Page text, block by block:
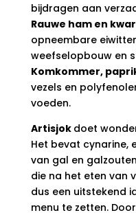
bijdragen aan
Rauwe ham en
opneembare
weefselopbouw en
Komkommer,
vezels en
voeden.
Artisjok doet
Het bevat cynarine,
van gal en
die na het eten van
dus een uitstekend
menu te zetten. Door